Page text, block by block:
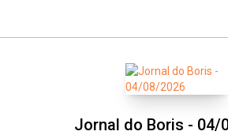
Jornal do Boris - 04/